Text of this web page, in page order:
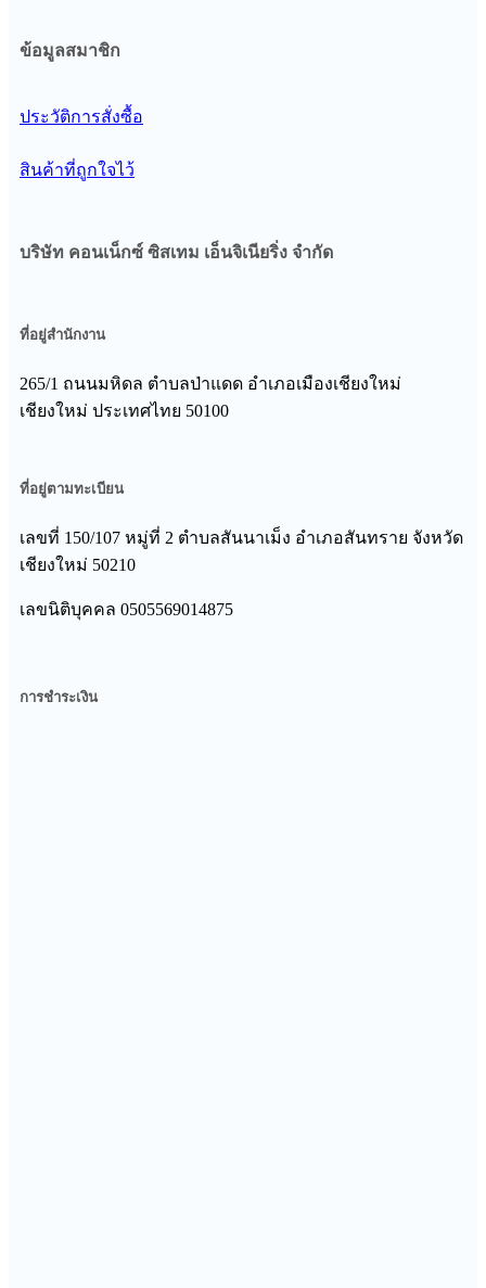
ข้อมูลสมาชิก
ประวัติการสั่งซื้อ
สินค้าที่ถูกใจไว้
บริษัท คอนเน็กซ์ ซิสเทม เอ็นจิเนียริ่ง จํากัด
ที่อยู่สำนักงาน
265/1 ถนนมหิดล ตำบลป่าแดด อำเภอเมืองเชียงใหม่
เชียงใหม่ ประเทศไทย 50100
ที่อยู่ตามทะเบียน
เลขที่ 150/107 หมู่ที่ 2 ตําบลสันนาเม็ง อําเภอสันทราย จังหวัด
เชียงใหม่ 50210
เลขนิติบุคคล 0505569014875
การชำระเงิน